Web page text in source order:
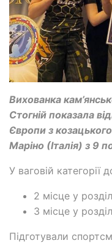
Вихованка
Стогній показала
Європи з
Маріно (Італія) з 9
У ваговій категорії
2 місце у
3 місце у
Підготували